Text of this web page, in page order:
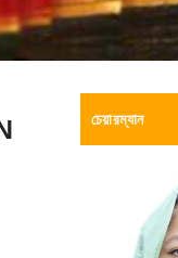
চেয়ারম্যান